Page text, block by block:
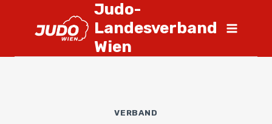
Judo-
Landesverband
Wien
VERBAND